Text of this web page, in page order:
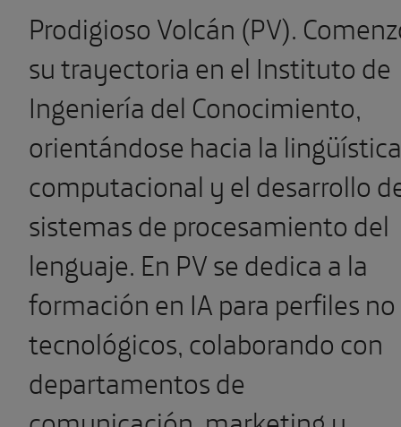
Prodigioso Volcán (PV).
su trayectoria en el Instituto de
Ingeniería del Conocimiento,
orientándose hacia la lingüística
computacional y el desarrollo
sistemas de procesamiento del
lenguaje. En PV se dedica a la
formación en IA para perfiles no
tecnológicos, colaborando con
departamentos de